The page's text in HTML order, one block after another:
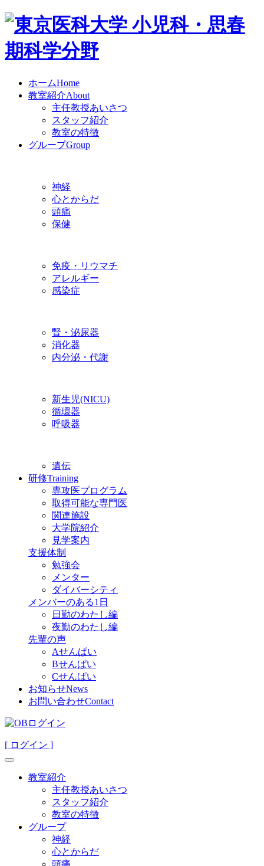
ホームHome
教室紹介About
主任教授あいさつ
スタッフ紹介
教室の特徴
グループGroup
神経
心とからだ
頭痛
保健
免疫・リウマチ
アレルギー
感染症
腎・泌尿器
消化器
内分泌・代謝
新生児(NICU)
循環器
呼吸器
遺伝
研修Training
専攻医プログラム
取得可能な専門医
関連施設
大学院紹介
見学案内
支援体制
勉強会
メンター
ダイバーシティ
メンバーのある1日
日勤のわたし編
夜勤のわたし編
先輩の声
Aせんぱい
Bせんぱい
Cせんぱい
お知らせNews
お問い合わせContact
[ ログイン ]
教室紹介
主任教授あいさつ
スタッフ紹介
教室の特徴
グループ
神経
心とからだ
頭痛